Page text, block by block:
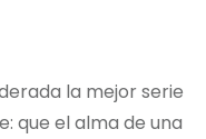
la mejor serie
que el alma de una